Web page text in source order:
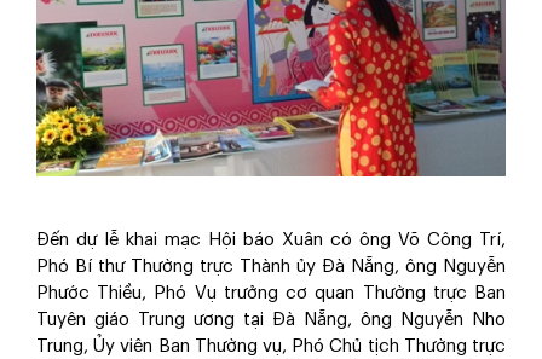
Đến dự lễ khai mạc Hội báo Xuân có ông Võ Công Trí,
Phó Bí thư Thường trực Thành ủy Đà Nẵng, ông Nguyễn
Phước Thiều, Phó Vụ trưởng cơ quan Thường trực Ban
Tuyên giáo Trung ương tại Đà Nẵng, ông Nguyễn Nho
Trung, Ủy viên Ban Thường vụ, Phó Chủ tịch Thường trực